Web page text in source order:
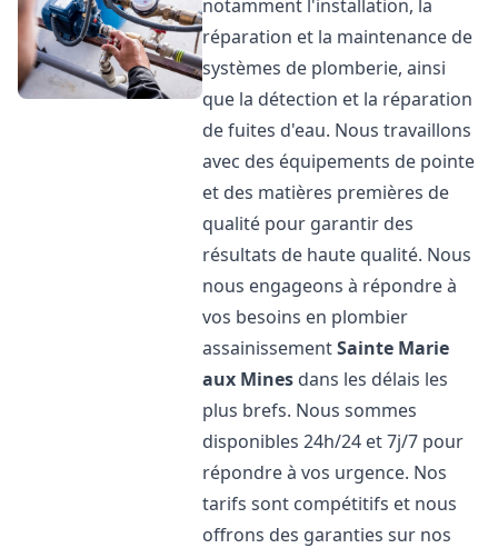
notamment l'installation, la
réparation et la maintenance de
systèmes de plomberie, ainsi
que la détection et la réparation
de fuites d'eau. Nous travaillons
avec des équipements de pointe
et des matières premières de
qualité pour garantir des
résultats de haute qualité. Nous
nous engageons à répondre à
vos besoins en plombier
assainissementSainte Marie
aux Mines dans les délais les
plus brefs. Nous sommes
disponibles 24h/24 et 7j/7 pour
répondre à vos urgence. Nos
tarifs sont compétitifs et nous
offrons des garanties sur nos